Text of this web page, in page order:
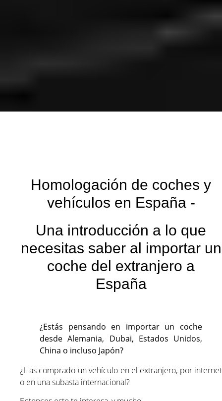
Homologación de coches y
vehículos en España -
Una introducción a lo que
necesitas saber al importar un
coche del extranjero a
España
¿Estás pensando en importar un coche
desde Alemania, Dubai, Estados Unidos,
China o incluso Japón?
¿Has comprado un vehículo en el extranjero, por internet
o en una subasta internacional?